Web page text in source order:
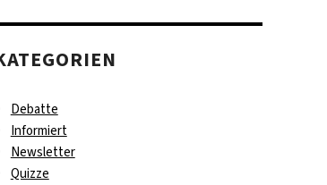
Debatte
Informiert
Newsletter
Quizze